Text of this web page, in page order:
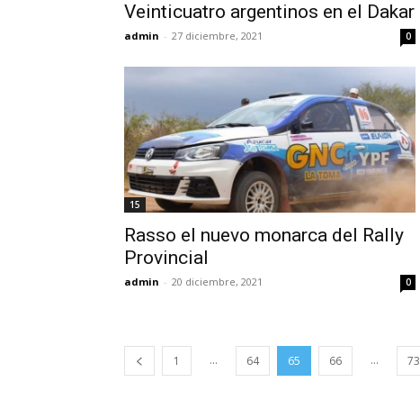
Veinticuatro argentinos en el Dakar
admin - 27 diciembre, 2021 0
15
Rasso el nuevo monarca del Rally
Provincial
admin - 20 diciembre, 2021 0
1 ... 64 65 66 ... 73